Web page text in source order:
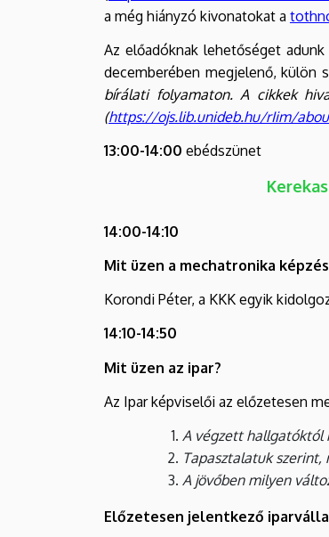
a még hiányzó kivonatokat a
Az előadóknak lehetőséget
decemberében megjelenő, külön
bírálati folyamaton. A cikkek
(https://ojs.lib.unideb.hu/rIim/
13:00-14:00 ebédszünet
14:00-14:10
Mit üzen a mechatronika
Korondi Péter, a KKK egyik
14:10-14:50
Mit üzen az ipar?
Az Ipar képviselői az előzetesen
A végzett hallgatóktól
Tapasztalatuk
A jövőben milyen
Előzetesen jelentkező